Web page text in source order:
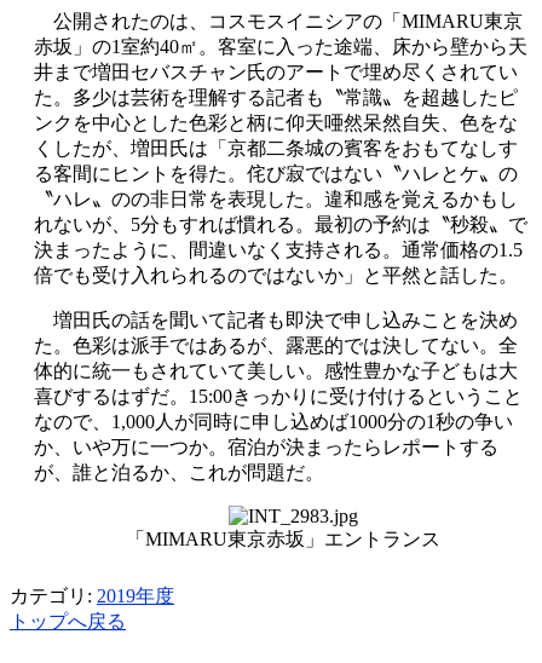
公開されたのは、コスモスイニシアの「MIMARU東京
赤坂」の1室約40㎡。客室に入った途端、床から壁から天
井まで増田セバスチャン氏のアートで埋め尽くされてい
た。多少は芸術を理解する記者も〝常識〟を超越したピ
ンクを中心とした色彩と柄に仰天唖然呆然自失、色をな
くしたが、増田氏は「京都二条城の賓客をおもてなしす
る客間にヒントを得た。侘び寂ではない〝ハレとケ〟の
〝ハレ〟のの非日常を表現した。違和感を覚えるかもし
れないが、5分もすれば慣れる。最初の予約は〝秒殺〟で
決まったように、間違いなく支持される。通常価格の1.5
倍でも受け入れられるのではないか」と平然と話した。
増田氏の話を聞いて記者も即決で申し込みことを決め
た。色彩は派手ではあるが、露悪的では決してない。全
体的に統一もされていて美しい。感性豊かな子どもは大
喜びするはずだ。15:00きっかりに受け付けるということ
なので、1,000人が同時に申し込めば1000分の1秒の争い
か、いや万に一つか。宿泊が決まったらレポートする
が、誰と泊るか、これが問題だ。
「MIMARU東京赤坂」エントランス
カテゴリ: 2019年度
トップへ戻る